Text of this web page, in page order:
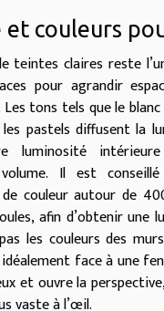
et couleurs
teintes claires reste
pour agrandir
tons tels que le blanc
pastels diffusent la
luminosité
volume. Il est
couleur autour de
afin d’obtenir une
les couleurs des
face à une
et ouvre la
vaste à l’œil.